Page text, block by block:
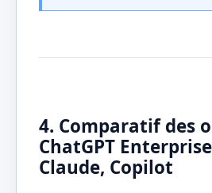
4. Comparatif des
ChatGPT
Claude, Copilot